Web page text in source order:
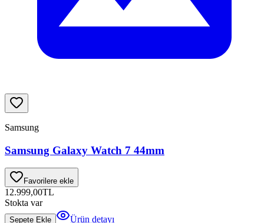
Samsung
Samsung Galaxy Watch 7 44mm
Favorilere ekle
12.999,00TL
Stokta var
Sepete Ekle Ürün detayı